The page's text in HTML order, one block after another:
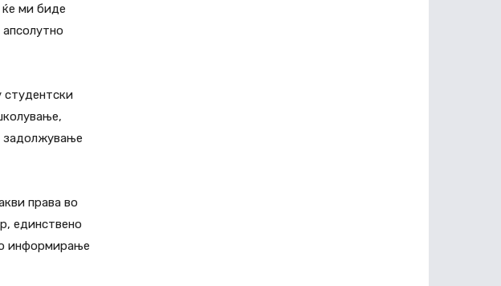
ми биде
студентски
задолжување
права во
единствено
информирање